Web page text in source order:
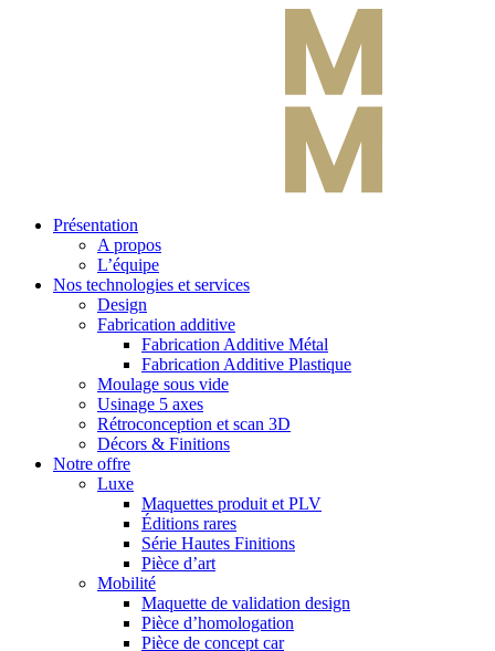
Présentation
A propos
L’équipe
Nos technologies et services
Design
Fabrication additive
Fabrication Additive Métal
Fabrication Additive Plastique
Moulage sous vide
Usinage 5 axes
Rétroconception et scan 3D
Décors & Finitions
Notre offre
Luxe
Maquettes produit et PLV
Éditions rares
Série Hautes Finitions
Pièce d’art
Mobilité
Maquette de validation design
Pièce d’homologation
Pièce de concept car